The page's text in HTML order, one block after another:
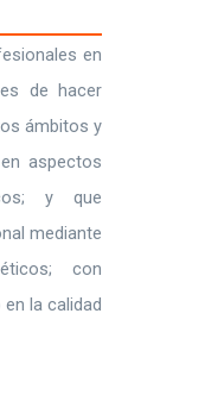
en
de hacer
ámbitos y
aspectos
y que
mediante
con
la calidad